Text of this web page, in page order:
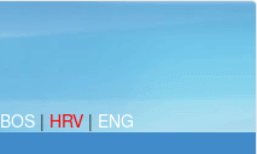
BOS | HRV | ENG